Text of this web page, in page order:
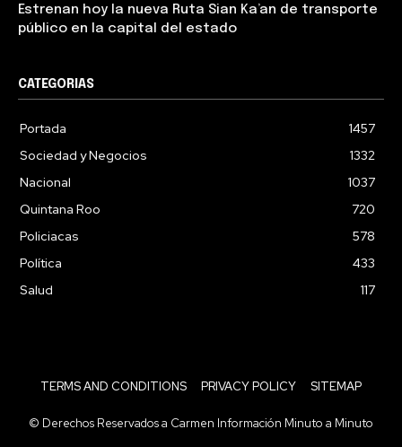
Estrenan hoy la nueva Ruta Sian Ka’an de transporte
público en la capital del estado
CATEGORIAS
Portada
1457
Sociedad y Negocios
1332
Nacional
1037
Quintana Roo
720
Policiacas
578
Política
433
Salud
117
TERMS AND CONDITIONS PRIVACY POLICY SITEMAP
© Derechos Reservados a Carmen Información Minuto a Minuto